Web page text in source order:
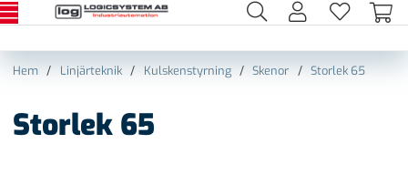
Hem Linjärteknik Kulskenstyrning Skenor Storlek 65
Storlek 65